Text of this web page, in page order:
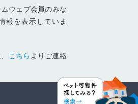
ウェブ会員のみな
報を表示していま
こちら よりご連絡